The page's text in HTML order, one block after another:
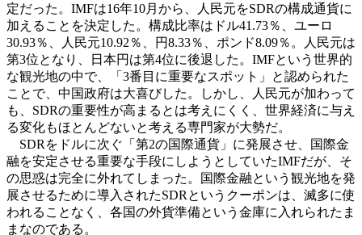
定だった。IMFは16年10月から、人民元をSDRの構成通貨に
加えることを決定した。構成比率はドル41.73％、ユーロ
30.93％、人民元10.92％、円8.33％、ポンド8.09％。人民元は
第3位となり、日本円は第4位に後退した。IMFという世界的
な観光地の中で、「3番目に重要なスポット」と認められた
ことで、中国政府は大喜びした。しかし、人民元が加わって
も、SDRの重要性が高まるとは考えにくく、世界経済に与え
る変化もほとんどないと考える専門家が大勢だ。
SDRをドルに次ぐ「第2の国際通貨」に発展させ、国際金
融を安定させる重要な手段にしようとしていたIMFだが、そ
の思惑は完全に外れてしまった。国際金融という観光地を発
展させるために導入されたSDRというクーポンは、滅多に使
われることなく、各国の外貨準備という金庫に入れられたま
まなのである。